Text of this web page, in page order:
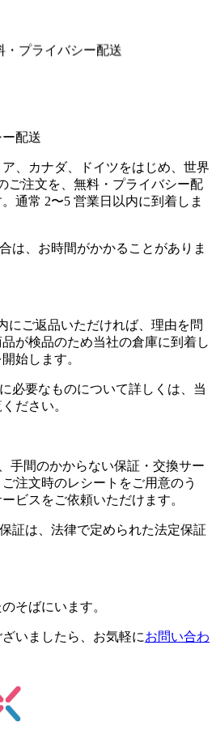
・プライバシー配送
配送
、カナダ、ドイツをはじめ、世界
ご注文を、無料・プライバシー配
通常 2〜5 営業日以内に到着しま
は、お時間がかかることがありま
にご返品いただければ、理由を問
が検品のため当社の倉庫に到着し
始します。
必要なものについて詳しくは、当
ださい。
手間のかからない保証・交換サー
注文時のレシートをご用意のう
ビスをご依頼いただけます。
証は、法律で定められた法定保証
そばにいます。
いましたら、お気軽にお問い合わ